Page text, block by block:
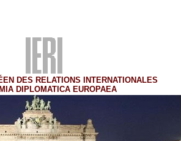
DES RELATIONS INTERNATIONALES
DIPLOMATICA EUROPAEA